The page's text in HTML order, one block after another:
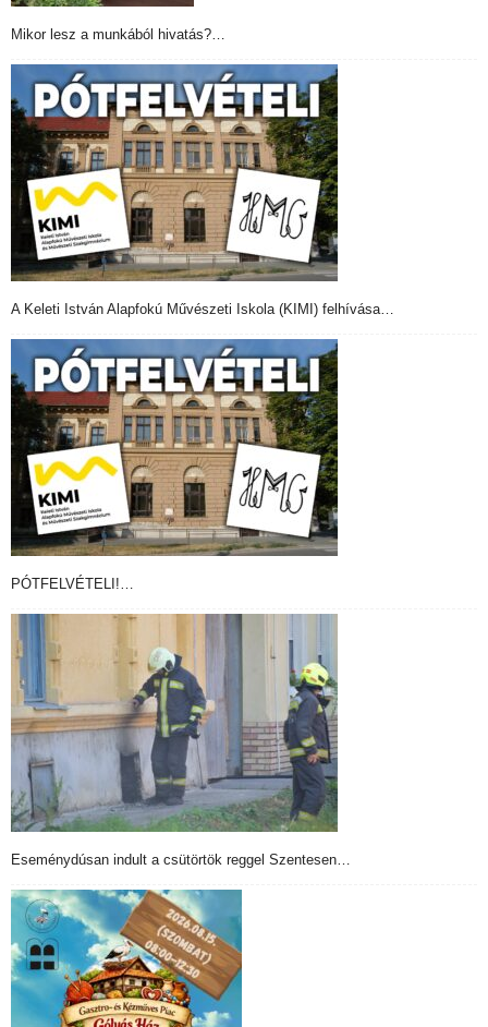
Mikor lesz a munkából hivatás?…
A Keleti István Alapfokú Művészeti Iskola (KIMI) felhívása…
PÓTFELVÉTELI!…
Eseménydúsan indult a csütörtök reggel Szentesen…